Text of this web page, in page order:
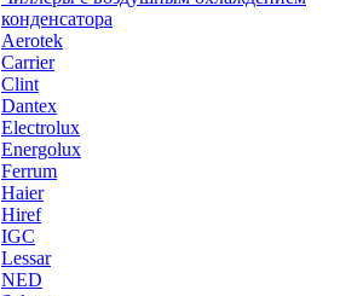
конденсатора
Aerotek
Carrier
Clint
Dantex
Electrolux
Energolux
Ferrum
Haier
Hiref
IGC
Lessar
NED